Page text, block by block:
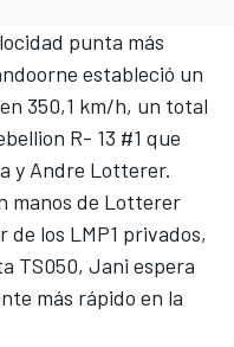
punta más
estableció un
350,1 km/h, un total
R- 13 #1 que
y Andre Lotterer.
manos de Lotterer
los LMP1 privados,
TS050, Jani espera
más rápido en la